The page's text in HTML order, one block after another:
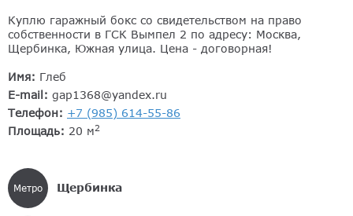
Куплю гаражный бокс со свидетельством на право
собственности в ГСК Вымпел 2 по адресу: Москва,
Щербинка, Южная улица. Цена - договорная!
Имя: Глеб
E-mail: gap1368@yandex.ru
Телефон: +7 (985) 614-55-86
Площадь: 20 м2
Метро Щербинка